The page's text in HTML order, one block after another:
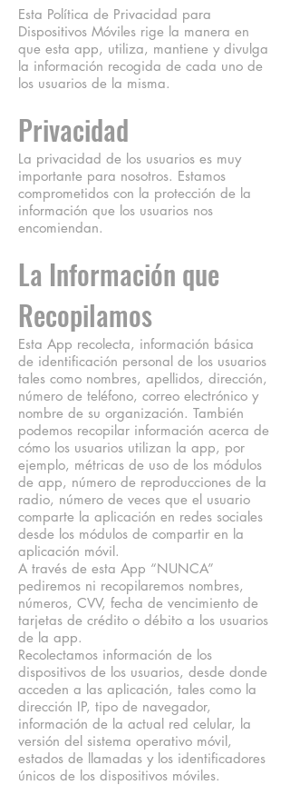
Esta Política de Privacidad para
Dispositivos Móviles rige la manera en
que esta app, utiliza, mantiene y divulga
la información recogida de cada uno de
los usuarios de la misma.
Privacidad
La privacidad de los usuarios es muy
importante para nosotros. Estamos
comprometidos con la protección de la
información que los usuarios nos
encomiendan.
La Información que
Recopilamos
Esta App recolecta, información básica
de identificación personal de los usuarios
tales como nombres, apellidos, dirección,
número de teléfono, correo electrónico y
nombre de su organización. También
podemos recopilar información acerca de
cómo los usuarios utilizan la app, por
ejemplo, métricas de uso de los módulos
de app, número de reproducciones de la
radio, número de veces que el usuario
comparte la aplicación en redes sociales
desde los módulos de compartir en la
aplicación móvil.
A través de esta App “NUNCA”
pediremos ni recopilaremos nombres,
números, CVV, fecha de vencimiento de
tarjetas de crédito o débito a los usuarios
de la app.
Recolectamos información de los
dispositivos de los usuarios, desde donde
acceden a las aplicación, tales como la
dirección IP, tipo de navegador,
información de la actual red celular, la
versión del sistema operativo móvil,
estados de llamadas y los identificadores
únicos de los dispositivos móviles.